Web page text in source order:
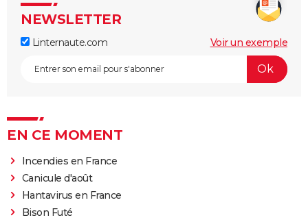
NEWSLETTER
Linternaute.com Voir un exemple
EN CE MOMENT
Incendies en France
Canicule d'août
Hantavirus en France
Bison Futé